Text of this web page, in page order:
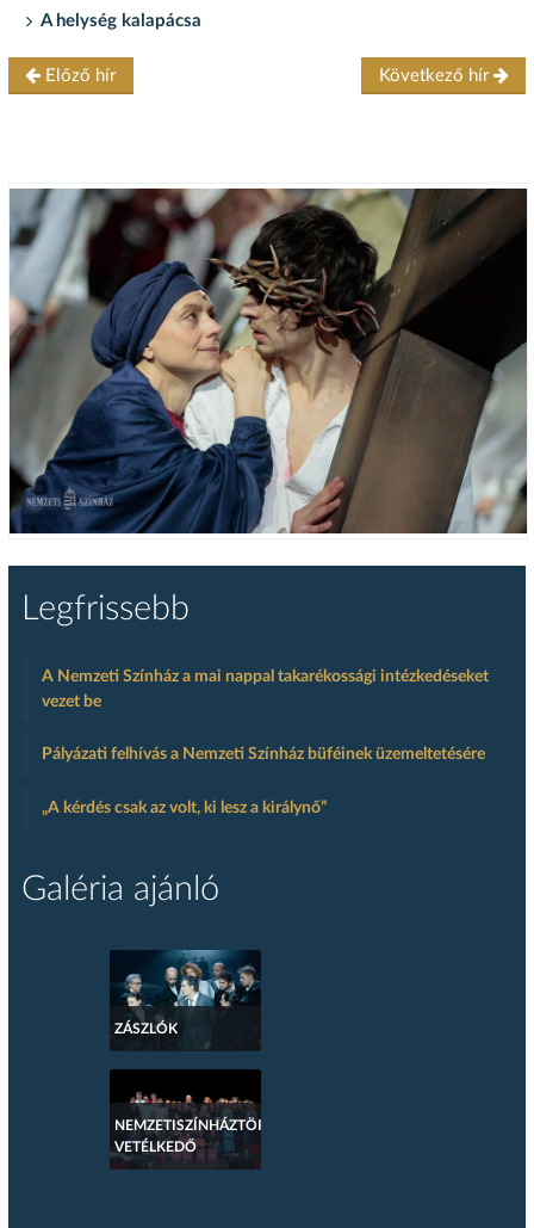
A helység kalapácsa
Előző hír Következő hír
Legfrissebb
A Nemzeti Színház a mai nappal takarékossági intézkedéseket
vezet be
Pályázati felhívás a Nemzeti Színház büféinek üzemeltetésére
„A kérdés csak az volt, ki lesz a királynő”
Galéria ajánló
ZÁSZLÓK
NEMZETISZÍNHÁZTÖRTÉNETI
VETÉLKEDŐ